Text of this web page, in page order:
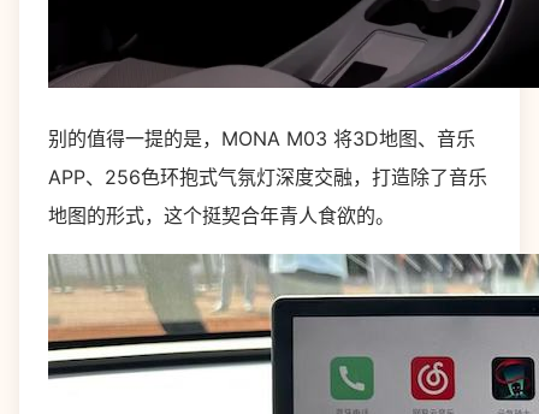
别的值得一提的是，MONA M03 将3D地图、音乐
APP、256色环抱式气氛灯深度交融，打造除了音乐
地图的形式，这个挺契合年青人食欲的。